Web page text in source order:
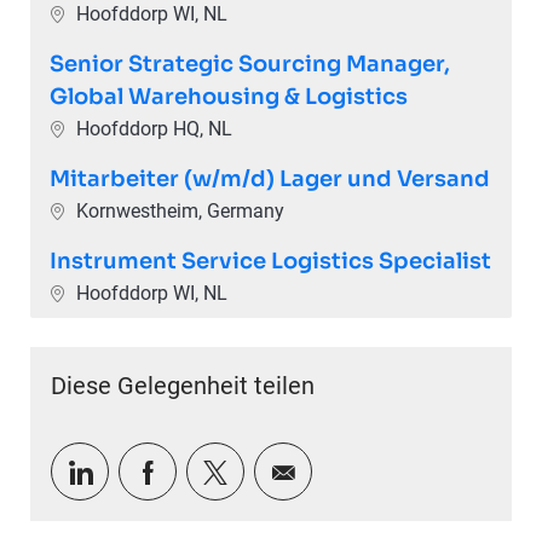
Ort Hoofddorp WI, NL
Senior Strategic Sourcing Manager,
Global Warehousing & Logistics
Ort Hoofddorp HQ, NL
Mitarbeiter (w/m/d) Lager und Versand
Ort Kornwestheim, Germany
Instrument Service Logistics Specialist
Ort Hoofddorp WI, NL
Diese Gelegenheit teilen
Über LinkedIn teilen
Über Facebook teilen
Über Twitter teilen
Per E-Mail teilen